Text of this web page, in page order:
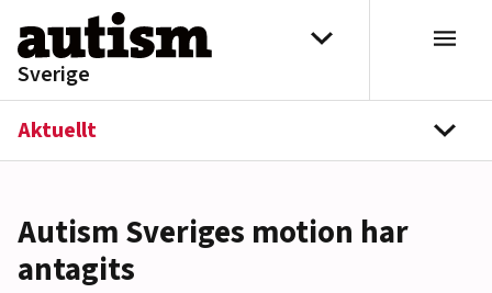
Hoppa till innehåll
Sverige
Välj distrikt
Aktuellt
Autism Sveriges motion har
antagits